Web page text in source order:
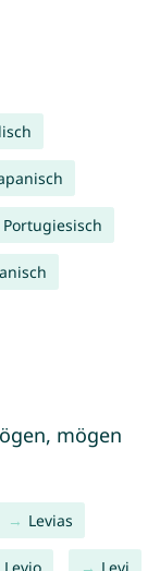
Portugiesisch
mögen
Levias